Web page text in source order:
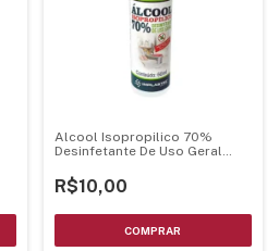
Alcool Isopropilico 70%
Desinfetante De Uso Geral
R$10,00